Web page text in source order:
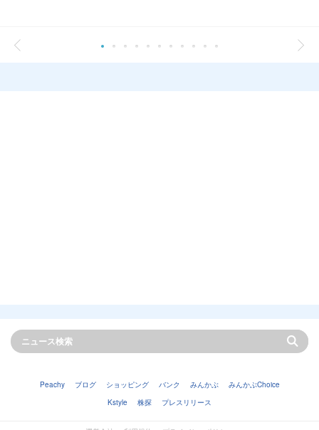
Peachy ブログ ショッピング バンク みんかぶ
みんかぶChoice
Kstyle
株探 プレスリリース